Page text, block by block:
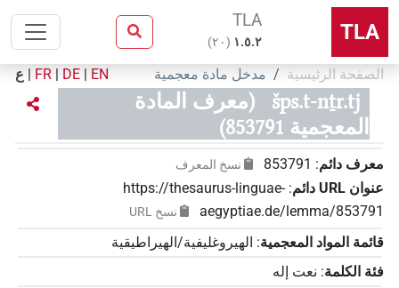
TLA
TLA
۱.٥.٢ (٢٠)
الصفحة الرئيسية مدخل مادة معجمية EN
|
DE
|
FR
| ع
šps.t-nṯr.tj
(معرف المادة
المعجمية 853791)
معرف دائم:
853791 نسخ المعرف
عنوان‏ ‏URL‏ دائم :
https://thesaurus-linguae-
aegyptiae.de/lemma/853791
نسخ‏ ‏URL
قائمة المواد المعجمية: الهيروغليفية/الهيراطيقية
فئة الكلمة: نعت إله